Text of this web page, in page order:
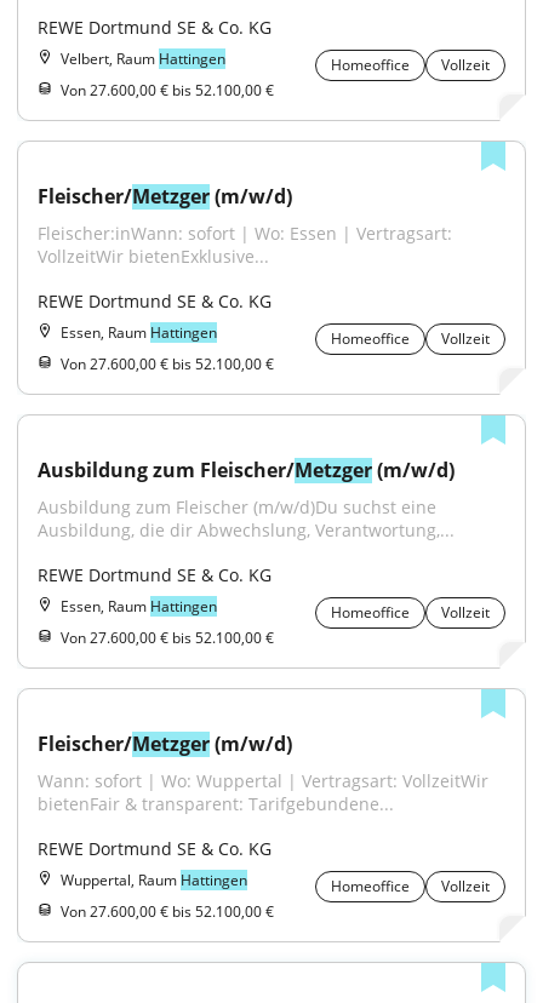
REWE Dortmund SE & Co. KG
Velbert, Raum Hattingen Homeoffice
Vollzeit
Von 27.600,00 € bis 52.100,00 €
Fleischer/Metzger (m/w/d)
Fleischer:inWann: sofort | Wo: Essen | Vertragsart:
VollzeitWir bietenExklusive...
REWE Dortmund SE & Co. KG
Essen, Raum Hattingen Homeoffice
Vollzeit
Von 27.600,00 € bis 52.100,00 €
Ausbildung zum Fleischer/Metzger (m/w/d)
Ausbildung zum Fleischer (m/w/d)Du suchst eine
Ausbildung, die dir Abwechslung, Verantwortung,...
REWE Dortmund SE & Co. KG
Essen, Raum Hattingen Homeoffice
Vollzeit
Von 27.600,00 € bis 52.100,00 €
Fleischer/Metzger (m/w/d)
Wann: sofort | Wo: Wuppertal | Vertragsart: VollzeitWir
bietenFair & transparent: Tarifgebundene...
REWE Dortmund SE & Co. KG
Wuppertal, Raum Hattingen Homeoffice
Vollzeit
Von 27.600,00 € bis 52.100,00 €